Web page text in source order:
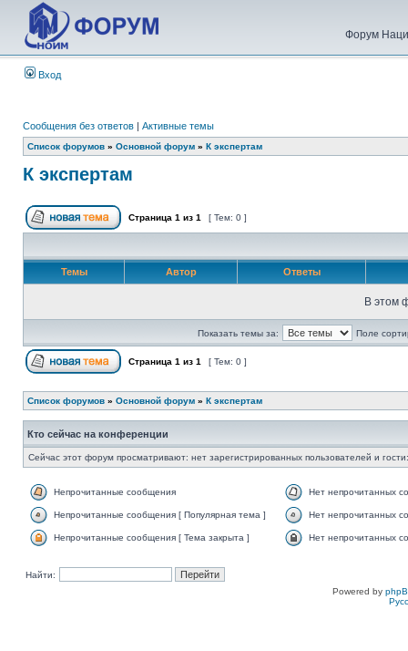
Форум
Вход
Сообщения без ответов | Активные темы
Список форумов » Основной форум » К экспертам
К экспертам
Страница 1 из 1 [ Тем: 0 ]
Темы Автор Ответы
В этом
Показать темы за: Поле
Страница 1 из 1 [ Тем: 0 ]
Список форумов » Основной форум » К экспертам
Кто сейчас на конференции
Сейчас этот форум просматривают: нет зарегистрированных пользователей и
Непрочитанные сообщения Нет непрочитанных
Непрочитанные сообщения [ Популярная тема ] Нет непрочитанных
Непрочитанные сообщения [ Тема закрыта ] Нет непрочитанных
Найти:
Powered by